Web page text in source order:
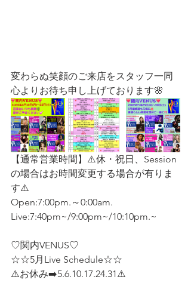
変わらぬ笑顔のご来店をスタッフ一同
心よりお待ち申し上げております🌸
【通常営業時間】⚠️休・祝日、Session
の場合はお時間変更する場合が有りま
す⚠️
Open:7:00pm.～0:00am.
Live:7:40pm~/9:00pm~/10:10pm.~
♡関内VENUS♡
☆☆5月Live Schedule☆☆
⚠️お休み➡️5.6.10.17.24.31⚠️